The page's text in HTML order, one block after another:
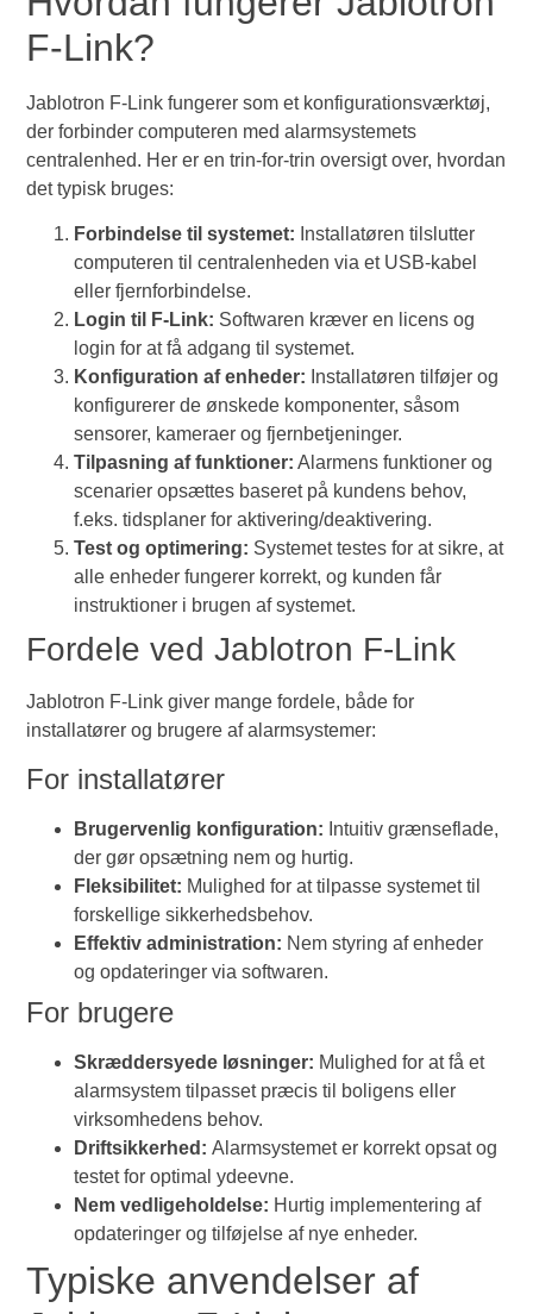
F-Link?
Jablotron F-Link fungerer som et konfigurationsværktøj,
der forbinder computeren med alarmsystemets
centralenhed. Her er en trin-for-trin oversigt over, hvordan
det typisk bruges:
Forbindelse til systemet: Installatøren tilslutter
computeren til centralenheden via et USB-kabel
eller fjernforbindelse.
Login til F-Link: Softwaren kræver en licens og
login for at få adgang til systemet.
Konfiguration af enheder: Installatøren tilføjer og
konfigurerer de ønskede komponenter, såsom
sensorer, kameraer og fjernbetjeninger.
Tilpasning af funktioner: Alarmens funktioner og
scenarier opsættes baseret på kundens behov,
f.eks. tidsplaner for aktivering/deaktivering.
Test og optimering: Systemet testes for at sikre, at
alle enheder fungerer korrekt, og kunden får
instruktioner i brugen af systemet.
Fordele ved Jablotron F-Link
Jablotron F-Link giver mange fordele, både for
installatører og brugere af alarmsystemer:
For installatører
Brugervenlig konfiguration: Intuitiv grænseflade,
der gør opsætning nem og hurtig.
Fleksibilitet: Mulighed for at tilpasse systemet til
forskellige sikkerhedsbehov.
Effektiv administration: Nem styring af enheder
og opdateringer via softwaren.
For brugere
Skræddersyede løsninger: Mulighed for at få et
alarmsystem tilpasset præcis til boligens eller
virksomhedens behov.
Driftsikkerhed:Alarmsystemet er korrekt opsat og
testet for optimal ydeevne.
Nem vedligeholdelse: Hurtig implementering af
opdateringer og tilføjelse af nye enheder.
Typiske anvendelser af